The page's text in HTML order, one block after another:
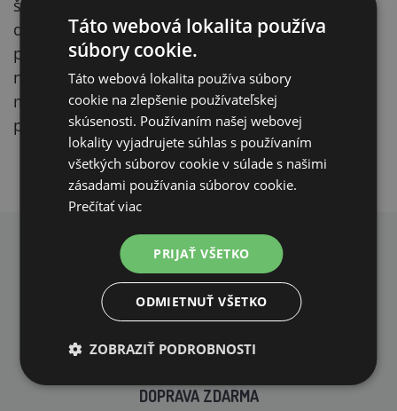
škrabadlá. Účinok šanty trvá približne päť až
desať minút. Potom nastáva útlm, čiastočne aj
preto, že mačky časť šanty často zjedia, takže na
ne následne pôsobí ako sedatívum. Šanta je pre
mačky NEŠKODNÁ, nemá vedľajšie účinky a
podľa známych skutočností NIE JE NÁVYKOVÁ.
PREČO NAKUPOVAŤ U NÁS?
DOPRAVA ZDARMA
Táto webová lokalita používa
súbory cookie.
Táto webová lokalita používa súbory
cookie na zlepšenie používateľskej
skúsenosti. Používaním našej webovej
lokality vyjadrujete súhlas s používaním
všetkých súborov cookie v súlade s našimi
zásadami používania súborov cookie.
Prečítať viac
PRIJAŤ VŠETKO
ODMIETNUŤ VŠETKO
ZOBRAZIŤ PODROBNOSTI